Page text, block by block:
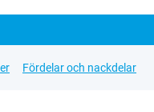
Fördelar och nackdelar